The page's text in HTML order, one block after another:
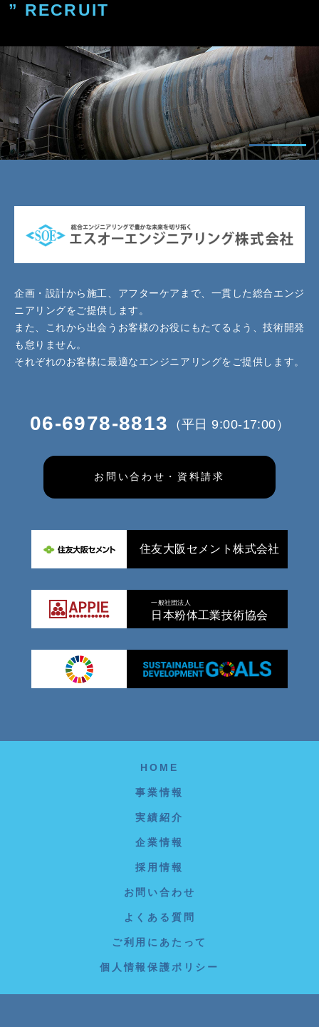
” RECRUIT
企画・設計から施工、アフターケアまで、一貫した総合エンジ
ニアリングをご提供します。
また、これから出会うお客様のお役にもたてるよう、技術開発
も怠りません。
それぞれのお客様に最適なエンジニアリングをご提供します。
06-6978-8813 （平日 9:00-17:00）
お問い合わせ・資料請求
住友大阪セメント株式会社
一般社団法人
日本粉体工業技術協会
HOME
事業情報
実績紹介
企業情報
採用情報
お問い合わせ
よくある質問
ご利用にあたって
個人情報保護ポリシー